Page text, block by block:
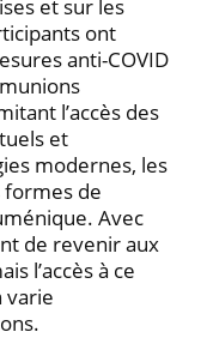
et sur les
ont
anti-COVID
l’accès des
et
modernes, les
formes de
Avec
de revenir aux
l’accès à ce
varie